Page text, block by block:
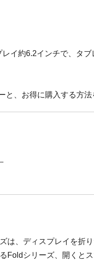
イ約6.2インチで、タ
、お得に購入する方法
は、ディスプレイを折
Foldシリーズ、開くと